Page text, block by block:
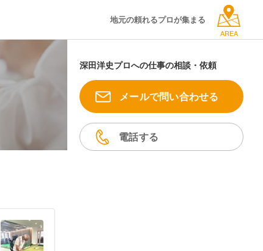
地元の頼れるプロが集まる
AREA
深田洋史プロへの仕事の相談・依頼
メールで問い合わせる
電話する